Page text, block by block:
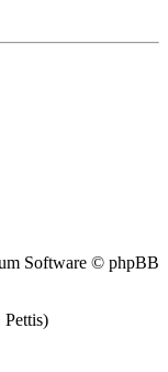
Software © phpBB